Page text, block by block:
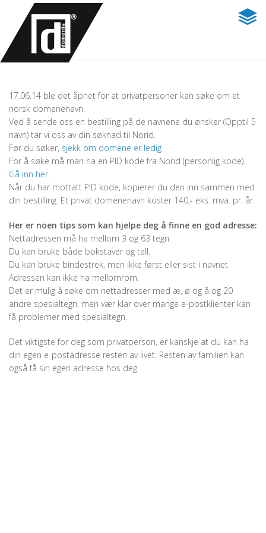
17.06.14 ble det åpnet for at privatpersoner kan søke om et
norsk domenenavn.
Ved å sende oss en bestilling på de navnene du ønsker (Opptil 5
navn) tar vi oss av din søknad til Norid.
Før du søker, sjekk om domene er ledig
For å søke må man ha en PID kode fra Norid (personlig kode).
Gå inn her.
Når du har mottatt PID kode, kopierer du den inn sammen med
din bestilling. Et privat domenenavn koster 140,- eks. mva. pr. år.
Her er noen tips som kan hjelpe deg å finne en god adresse:
Nettadressen må ha mellom 3 og 63 tegn.
Du kan bruke både bokstaver og tall.
Du kan bruke bindestrek, men ikke først eller sist i navnet.
Adressen kan ikke ha mellomrom.
Det er mulig å søke om nettadresser med æ, ø og å og 20
andre spesialtegn, men vær klar over mange e-postklienter kan
få problemer med spesialtegn.
Det viktigste for deg som privatperson, er kanskje at du kan ha
din egen e-postadresse resten av livet. Resten av familien kan
også få sin egen adresse hos deg.